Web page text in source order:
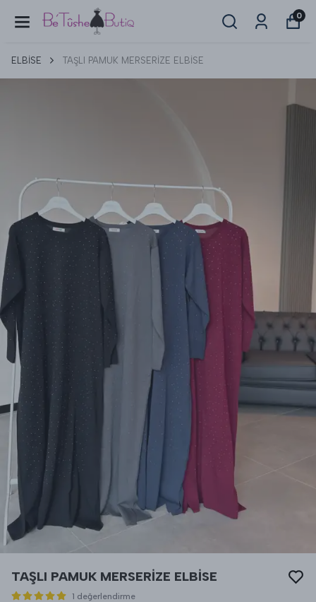
0
ELBİSE TAŞLI PAMUK MERSERİZE ELBİSE
TAŞLI PAMUK MERSERİZE ELBİSE
1 değerlendirme